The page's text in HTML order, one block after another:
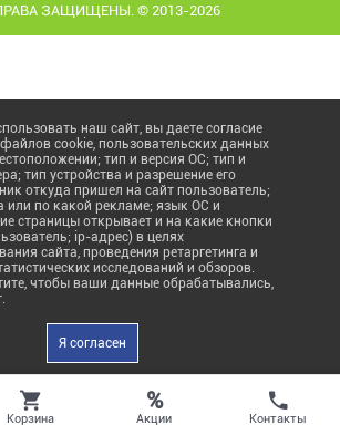
ЗАЩИЩЕНЫ. © 2013-2026
наш сайт, вы даете согласие
cookie, пользовательских данных
тип и версия ОС; тип и
тип устройства и разрешение его
откуда пришел на сайт пользователь;
или по какой рекламе; язык ОС и
страницы открывает и на какие кнопки
ip-адрес) в целях
сайта, проведения ретаргетинга и
исследований и обзоров.
чтобы ваши данные обрабатывались,
Я согласен
Корзина
%
Акции Контакты